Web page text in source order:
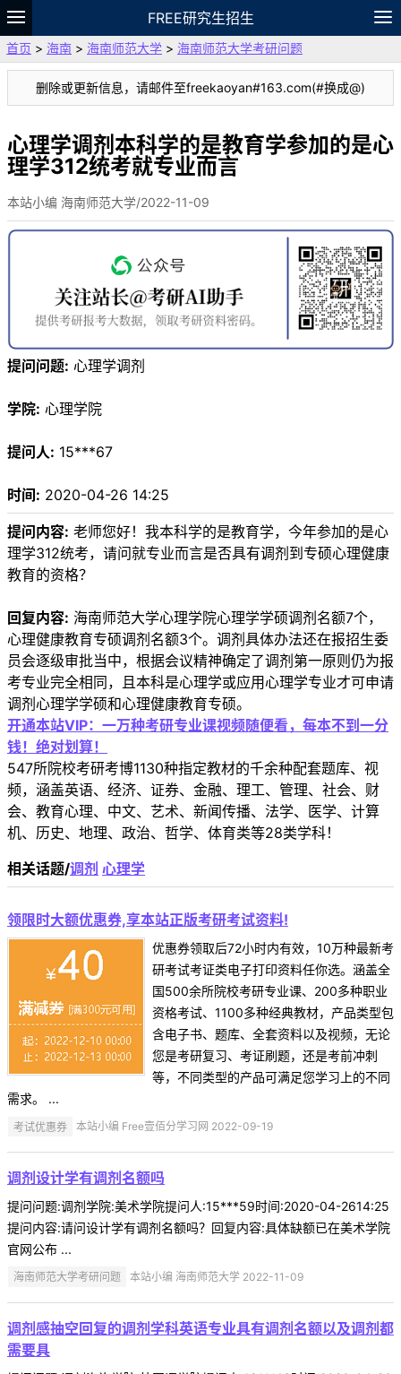
FREE研究生招生
题库
故事 专题 APP 笔记
论坛
VIP
资料
首页 > 海南 > 海南师范大学 > 海南师范大学考研问题
删除或更新信息，请邮件至freekaoyan#163.com(#换成@)
心理学调剂本科学的是教育学参加的是心
理学312统考就专业而言
本站小编 海南师范大学/2022-11-09
提问问题: 心理学调剂
学院: 心理学院
提问人: 15***67
时间: 2020-04-26 14:25
提问内容: 老师您好！我本科学的是教育学，今年参加的是心
理学312统考，请问就专业而言是否具有调剂到专硕心理健康
教育的资格？
回复内容: 海南师范大学心理学院心理学学硕调剂名额7个，
心理健康教育专硕调剂名额3个。调剂具体办法还在报招生委
员会逐级审批当中，根据会议精神确定了调剂第一原则仍为报
考专业完全相同，且本科是心理学或应用心理学专业才可申请
调剂心理学学硕和心理健康教育专硕。
开通本站VIP：一万种考研专业课视频随便看，每本不到一分
钱！绝对划算！
547所院校考研考博1130种指定教材的千余种配套题库、视
频，涵盖英语、经济、证券、金融、理工、管理、社会、财
会、教育心理、中文、艺术、新闻传播、法学、医学、计算
机、历史、地理、政治、哲学、体育类等28类学科！
相关话题/调剂 心理学
领限时大额优惠券,享本站正版考研考试资料!
优惠券领取后72小时内有效，10万种最新考
研考试考证类电子打印资料任你选。涵盖全
国500余所院校考研专业课、200多种职业
资格考试、1100多种经典教材，产品类型包
含电子书、题库、全套资料以及视频，无论
您是考研复习、考证刷题，还是考前冲刺
等，不同类型的产品可满足您学习上的不同
需求。 ...
考试优惠券 本站小编 Free壹佰分学习网 2022-09-19
调剂设计学有调剂名额吗
提问问题:调剂学院:美术学院提问人:15***59时间:2020-04-2614:25
提问内容:请问设计学有调剂名额吗？回复内容:具体缺额已在美术学院
官网公布 ...
海南师范大学考研问题 本站小编 海南师范大学 2022-11-09
调剂感抽空回复的调剂学科英语专业具有调剂名额以及调剂都
需要具